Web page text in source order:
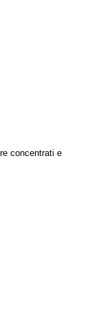
concentrati e